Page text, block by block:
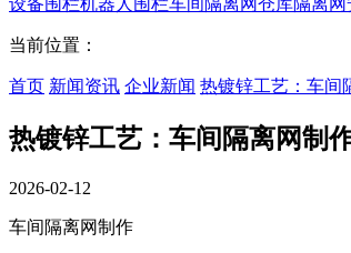
设备围栏机器人围栏车间隔离网仓库隔离网
当前位置：
首页 新闻资讯 企业新闻 热镀锌工艺：车间
热镀锌工艺：车间隔离网制
2026-02-12
车间隔离网制作